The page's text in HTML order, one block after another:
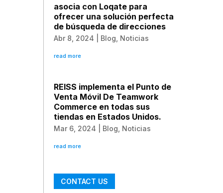
asocia con Loqate para
ofrecer una solución perfecta
de búsqueda de direcciones
Abr 8, 2024 Blog Noticias
read more
REISS implementa el Punto de
Venta Móvil De Teamwork
Commerce en todas sus
tiendas en Estados Unidos.
Mar 6, 2024 Blog Noticias
read more
CONTACT US